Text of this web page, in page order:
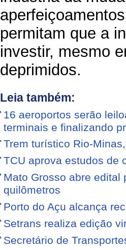
permitam que a
investir, mesmo
deprimidos.
Leia também:
16 aeroportos serão
terminais e finalizando
Trem turístico Rio-
TCU aprova estudos de
Mato Grosso abre edital
quilômetros
Porto do Açu alcança
Setrans realiza edição
Secretário de